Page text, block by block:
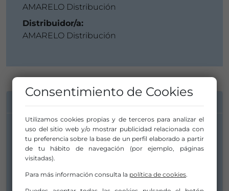
AMARELO Distribución
Distribuidor/a:
AMARELO Distribución
Compañía/Artista:
AMARELO Distribución
lilian@amarelo.es
lilian.danza.g@gmail.com
Consentimiento de Cookies
Utilizamos cookies propias y de terceros para analizar el
uso del sitio web y/o mostrar publicidad relacionada con
tu preferencia sobre la base de un perfil elaborado a partir
de tu hábito de navegación (por ejemplo, páginas
visitadas).
Para más información consulta la política de cookies.